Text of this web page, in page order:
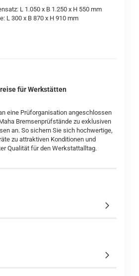
L 1.050 x B 1.250 x H 550 mm
L 300 x B 870 x H 910 mm
für Werkstätten
eine Prüforganisation angeschlossen
Bremsenprüfstände zu exklusiven
an. So sichern Sie sich hochwertige,
zu attraktiven Konditionen und
Qualität für den Werkstattalltag.